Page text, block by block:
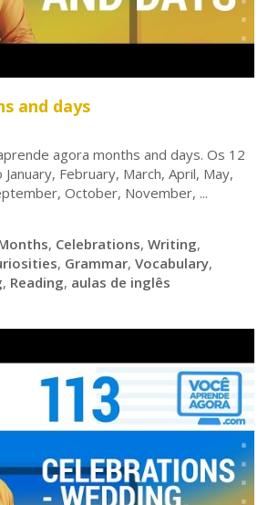
and days
agora months and days. Os 12
February, March, April, May,
October, November, ...
, Celebrations, Writing,
, Grammar, Vocabulary,
, Reading, aulas de inglês